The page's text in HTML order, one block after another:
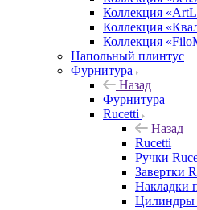
Коллекция
Коллекция
Коллекция
Напольный плинтус
Фурнитура
Назад
Фурнитура
Rucetti
Назад
Rucetti
Ручки
Завертки
Накладки
Цилиндры